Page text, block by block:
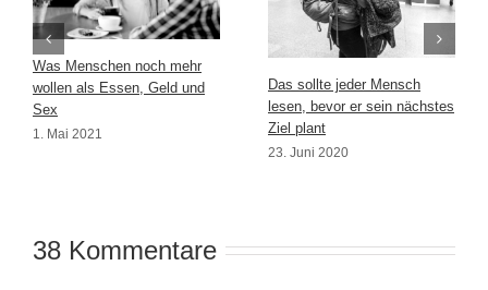
Was Menschen noch mehr
wollen als Essen, Geld und
Sex
1. Mai 2021
Das sollte jeder Mensch
lesen, bevor er sein nächstes
Ziel plant
23. Juni 2020
38 Kommentare